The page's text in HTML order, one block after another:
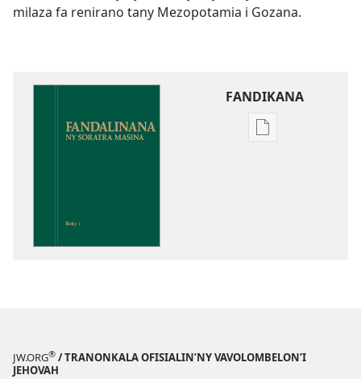
milaza fa renirano tany Mezopotamia i Gozana.
FANDIKANA
Fandikana
JW.ORG® / TRANONKALA OFISIALIN’NY VAVOLOMBELON’I
JEHOVAH